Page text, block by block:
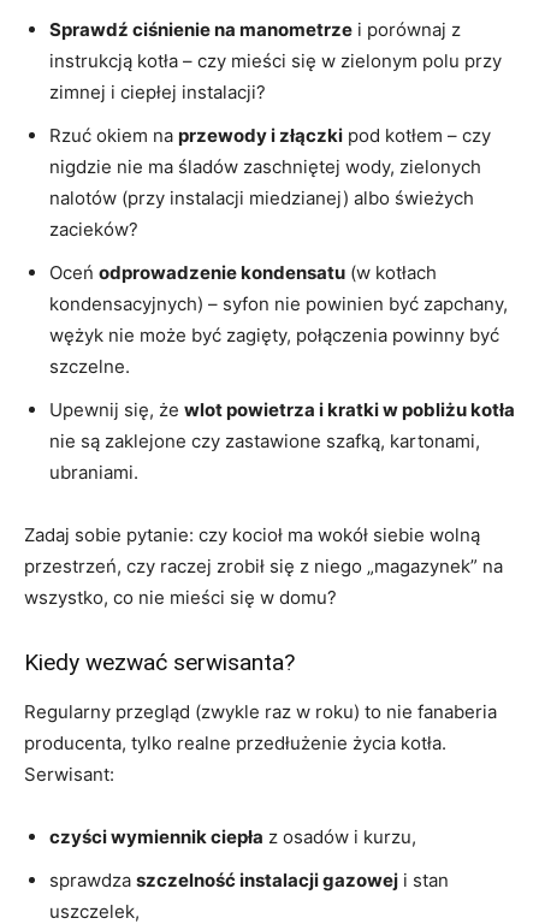
Sprawdź ciśnienie na manometrze i porównaj z
instrukcją kotła – czy mieści się w zielonym polu przy
zimnej i ciepłej instalacji?
Rzuć okiem na przewody i złączki pod kotłem – czy
nigdzie nie ma śladów zaschniętej wody, zielonych
nalotów (przy instalacji miedzianej) albo świeżych
zacieków?
Oceń odprowadzenie kondensatu (w kotłach
kondensacyjnych) – syfon nie powinien być zapchany,
wężyk nie może być zagięty, połączenia powinny być
szczelne.
Upewnij się, że wlot powietrza i kratki w pobliżu kotła
nie są zaklejone czy zastawione szafką, kartonami,
ubraniami.
Zadaj sobie pytanie: czy kocioł ma wokół siebie wolną
przestrzeń, czy raczej zrobił się z niego „magazynek” na
wszystko, co nie mieści się w domu?
Kiedy wezwać serwisanta?
Regularny przegląd (zwykle raz w roku) to nie fanaberia
producenta, tylko realne przedłużenie życia kotła.
Serwisant:
czyści wymiennik ciepła z osadów i kurzu,
sprawdza szczelność instalacji gazowej i stan
uszczelek,